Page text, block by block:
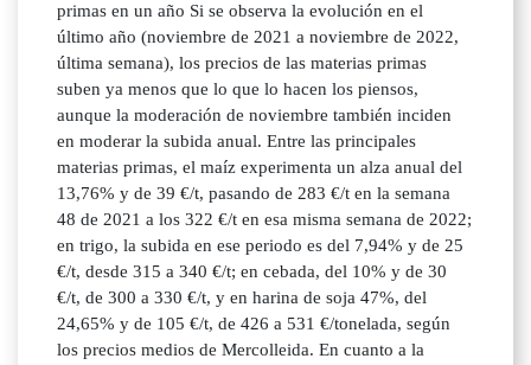
primas en un año Si se observa la evolución en el
último año (noviembre de 2021 a noviembre de 2022,
última semana), los precios de las materias primas
suben ya menos que lo que lo hacen los piensos,
aunque la moderación de noviembre también inciden
en moderar la subida anual. Entre las principales
materias primas, el maíz experimenta un alza anual del
13,76% y de 39 €/t, pasando de 283 €/t en la semana
48 de 2021 a los 322 €/t en esa misma semana de 2022;
en trigo, la subida en ese periodo es del 7,94% y de 25
€/t, desde 315 a 340 €/t; en cebada, del 10% y de 30
€/t, de 300 a 330 €/t, y en harina de soja 47%, del
24,65% y de 105 €/t, de 426 a 531 €/tonelada, según
los precios medios de Mercolleida. En cuanto a la